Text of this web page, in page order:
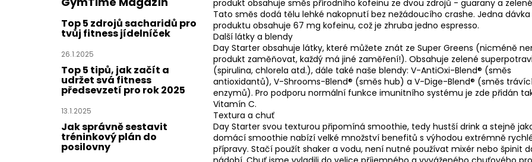
Top 5 zdrojů sacharidů pro
tvůj fitness jídelníček
26.1.2025
Top 5 tipů, jak začít a
udržet svá fitness
předsevzetí pro rok 2025
13.1.2025
Jak správně sestavit
tréninkový plán do
posilovny
produkt obsahuje směs přírodního kofeinu ze dvou zdrojů - guarany a
Tato směs dodá tělu lehké nakopnutí bez nežádoucího crashe. Jedna dávka
produktu obsahuje 67 mg kofeinu, což je zhruba jedno espresso.
Další látky a blendy
Day Starter obsahuje látky, které můžete znát ze Super Greens (nicméně
produkt zaměňovat, každý má jiné zaměření!). Obsahuje zelené
(spirulina, chlorela atd.), dále také naše blendy: V-AntiOxi-Blend® (směs
antioxidantů), V-Shrooms-Blend® (směs hub) a V-Dige-Blend® (směs
enzymů). Pro podporu normální funkce imunitního systému je zde přidán
Vitamín C.
Textura a chuť
Day Starter svou texturou připomíná smoothie, tedy hustší drink a stejně
domácí smoothie nabízí velké množství benefitů s výhodou extrémně
přípravy. Stačí použít shaker a vodu, není nutné používat mixér nebo špinit